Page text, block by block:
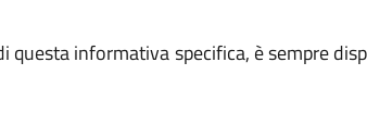
questa informativa specifica, è sempre